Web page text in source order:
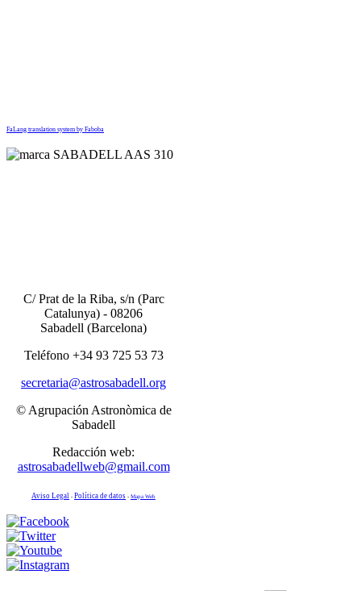
FaLang translation system by Faboba
C/ Prat de la Riba, s/n (Parc
Catalunya) - 08206
Sabadell (Barcelona)
Teléfono +34 93 725 53 73
secretaria@astrosabadell.org
© Agrupación Astronòmica de
Sabadell
Redacción web:
astrosabadellweb@gmail.com
Aviso Legal - Política de datos - Mapa Web